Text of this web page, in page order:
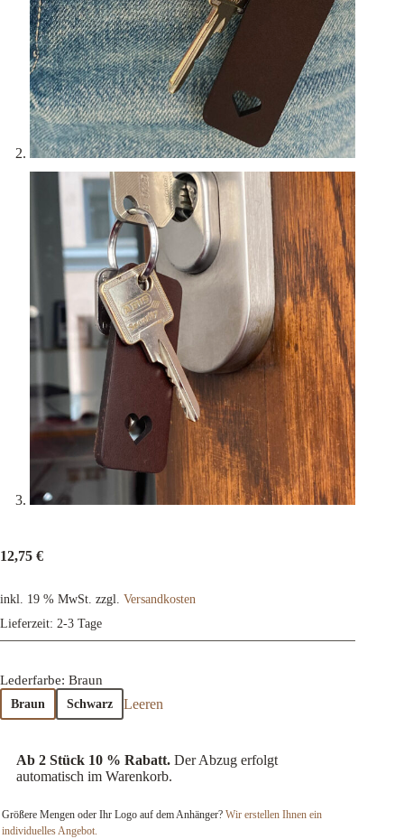
12,75 €
inkl. 19 % MwSt. zzgl. Versandkosten
Lieferzeit: 2-3 Tage
Lederfarbe: Braun
Braun Schwarz Leeren
Ab 2 Stück 10 % Rabatt. Der Abzug erfolgt
automatisch im Warenkorb.
Größere Mengen oder Ihr Logo auf dem Anhänger? Wir erstellen Ihnen ein
individuelles Angebot.